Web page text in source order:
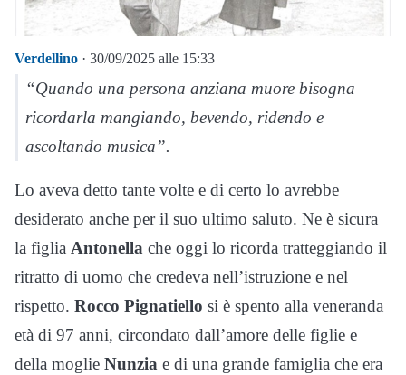
Verdellino · 30/09/2025 alle 15:33
“Quando una persona anziana muore bisogna
ricordarla mangiando, bevendo, ridendo e
ascoltando musica”.
Lo aveva detto tante volte e di certo lo avrebbe
desiderato anche per il suo ultimo saluto. Ne è sicura
la figlia Antonella che oggi lo ricorda tratteggiando il
ritratto di uomo che credeva nell’istruzione e nel
rispetto. Rocco Pignatiello si è spento alla veneranda
età di 97 anni, circondato dall’amore delle figlie e
della moglie Nunzia e di una grande famiglia che era